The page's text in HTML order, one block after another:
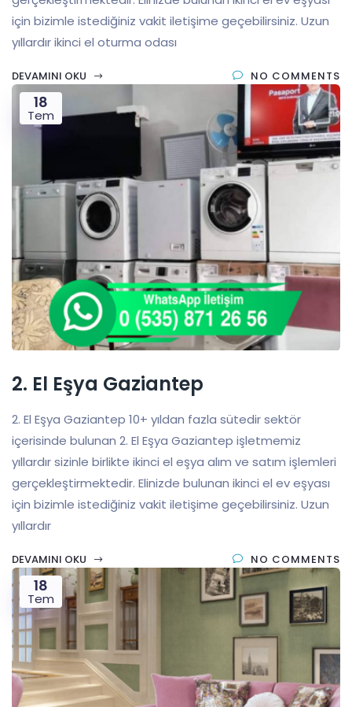
için bizimle istediğiniz vakit iletişime geçebilirsiniz. Uzun
yıllardır ikinci el oturma odası
DEVAMINI OKU NO COMMENTS
18
Tem
2. El Eşya Gaziantep
2. El Eşya Gaziantep 10+ yıldan fazla sütedir sektör
içerisinde bulunan 2. El Eşya Gaziantep işletmemiz
yıllardır sizinle birlikte ikinci el eşya alım ve satım işlemleri
gerçekleştirmektedir. Elinizde bulunan ikinci el ev eşyası
için bizimle istediğiniz vakit iletişime geçebilirsiniz. Uzun
yıllardır
DEVAMINI OKU NO COMMENTS
18
Tem